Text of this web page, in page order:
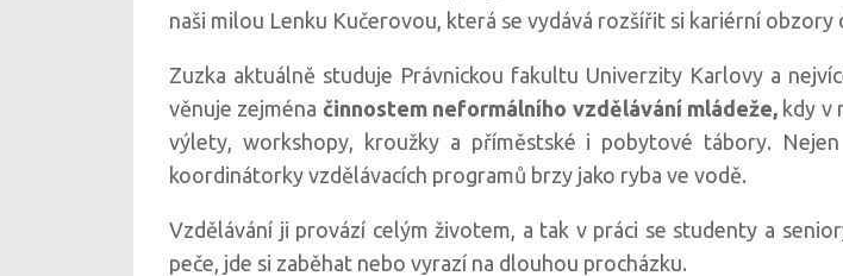
naši milou Lenku Kučerovou, která se vydává rozšířit si kariérní obzory
Zuzka aktuálně studuje Právnickou fakultu Univerzity Karlovy a
věnuje zejména činnostem neformálního vzdělávání mládeže, kdy v
výlety, workshopy, kroužky a příměstské i pobytové tábory.
koordinátorky vzdělávacích programů brzy jako ryba ve vodě.
Vzdělávání ji provází celým životem, a tak v práci se studenty a
peče, jde si zaběhat nebo vyrazí na dlouhou procházku.